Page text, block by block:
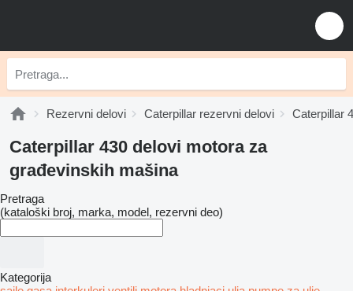
Rezervni delovi Caterpillar rezervni delovi Caterpillar
Caterpillar 430 delovi motora za
građevinskih mašina
Pretraga
(kataloški broj, marka, model, rezervni deo)
Kategorija